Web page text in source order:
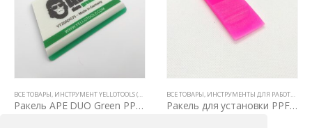
,НОЖИ И ЛЕЗВИЯ
ВСЕ ТОВАРЫ, ИНСТРУМЕНТ YELLOTOOLS (ГЕРМАНИЯ) ,ИНСТРУМЕНТЫ ДЛЯ РАБОТЫ С ПЛЕНКАМИ
Ракель APE DUO Green PPF (Жесткий)
ВСЕ ТОВАРЫ, ИНСТРУМЕНТЫ ДЛЯ РАБОТЫ С ПЛЕНКАМИ
Ракель для установки PPF 30×80мм